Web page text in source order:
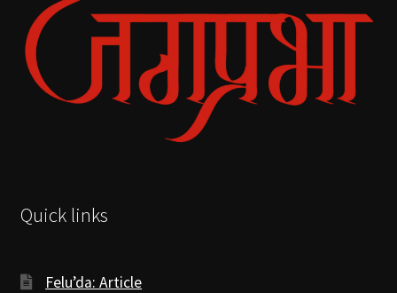
Quick links
Felu’da: Article